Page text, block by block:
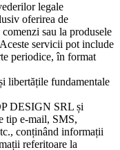
legale
oferirea de
sau la produsele
servicii pot include
periodice, în format
libertățile fundamentale
DESIGN SRL și
tip e-mail, SMS,
conținând informații
referitoare la